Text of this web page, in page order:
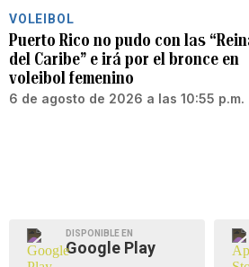
VOLEIBOL
Puerto Rico no pudo con las
del Caribe” e irá por el bronce en
voleibol femenino
6 de agosto de 2026 a las 10:55 p.m.
DISPONIBLE EN
Google Play